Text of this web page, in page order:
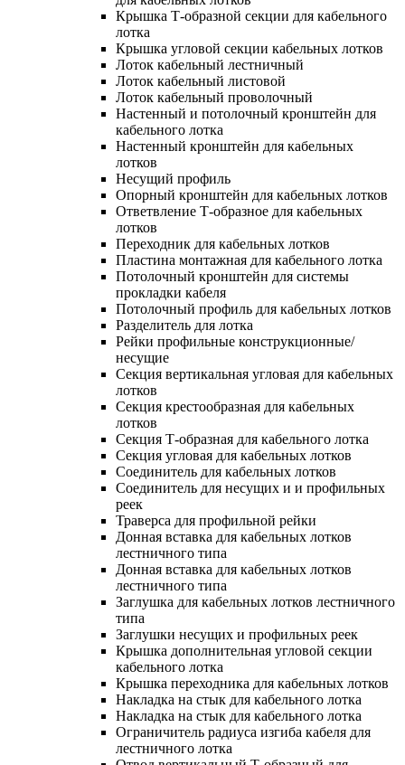
Крышка Т-образной секции для кабельного
лотка
Крышка угловой секции кабельных лотков
Лоток кабельный лестничный
Лоток кабельный листовой
Лоток кабельный проволочный
Настенный и потолочный кронштейн для
кабельного лотка
Настенный кронштейн для кабельных
лотков
Несущий профиль
Опорный кронштейн для кабельных лотков
Ответвление Т-образное для кабельных
лотков
Переходник для кабельных лотков
Пластина монтажная для кабельного лотка
Потолочный кронштейн для системы
прокладки кабеля
Потолочный профиль для кабельных лотков
Разделитель для лотка
Рейки профильные конструкционные/
несущие
Секция вертикальная угловая для кабельных
лотков
Секция крестообразная для кабельных
лотков
Секция Т-образная для кабельного лотка
Секция угловая для кабельных лотков
Соединитель для кабельных лотков
Соединитель для несущих и и профильных
реек
Траверса для профильной рейки
Донная вставка для кабельных лотков
лестничного типа
Донная вставка для кабельных лотков
лестничного типа
Заглушка для кабельных лотков лестничного
типа
Заглушки несущих и профильных реек
Крышка дополнительная угловой секции
кабельного лотка
Крышка переходника для кабельных лотков
Накладка на стык для кабельного лотка
Накладка на стык для кабельного лотка
Ограничитель радиуса изгиба кабеля для
лестничного лотка